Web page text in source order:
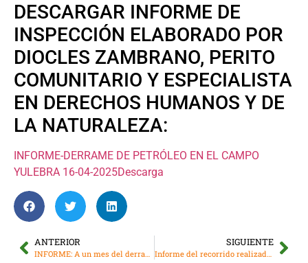
DESCARGAR INFORME DE
INSPECCIÓN ELABORADO POR
DIOCLES ZAMBRANO, PERITO
COMUNITARIO Y ESPECIALISTA
EN DERECHOS HUMANOS Y DE
LA NATURALEZA:
INFORME-DERRAME DE PETRÓLEO EN EL CAMPO
YULEBRA 16-04-2025Descarga
ANTERIOR
INFORME: A un mes del derrame de Esmeraldas
SIGUIENTE
Informe del recorrido realizado a dos meses de ocurrido el derrame de Esmeraldas